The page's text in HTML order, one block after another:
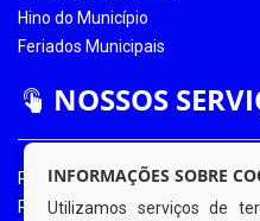
Hino do Município
Feriados Municipais
NOSSOS
Portal da Transparência
Portal da Transparência COVID-
INFORMAÇÕES SOBRE
Utilizamos serviços de